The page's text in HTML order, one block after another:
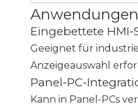
Anwendungen
Eingebettete HMI-
Geeignet für
Anzeigeauswahl
Panel-PC-
Kann in Panel-PCs